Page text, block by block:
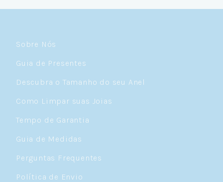
Sobre Nós
Guia de Presentes
Descubra o Tamanho do seu Anel
Como Limpar suas Joias
Tempo de Garantia
Guia de Medidas
Perguntas Frequentes
Política de Envio